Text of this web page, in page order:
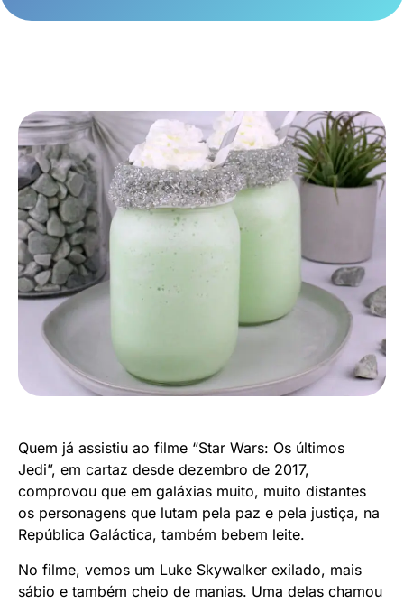
Quem já assistiu ao filme “Star Wars: Os últimos
Jedi”, em cartaz desde dezembro de 2017,
comprovou que em galáxias muito, muito distantes
os personagens que lutam pela paz e pela justiça, na
República Galáctica, também bebem leite.
No filme, vemos um Luke Skywalker exilado, mais
sábio e também cheio de manias. Uma delas chamou